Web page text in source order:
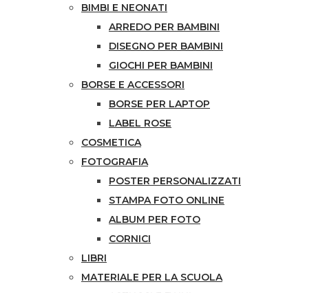
BIMBI E NEONATI
ARREDO PER BAMBINI
DISEGNO PER BAMBINI
GIOCHI PER BAMBINI
BORSE E ACCESSORI
BORSE PER LAPTOP
LABEL ROSE
COSMETICA
FOTOGRAFIA
POSTER PERSONALIZZATI
STAMPA FOTO ONLINE
ALBUM PER FOTO
CORNICI
LIBRI
MATERIALE PER LA SCUOLA